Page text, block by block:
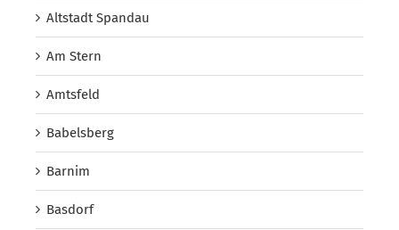
Altstadt Spandau
Am Stern
Amtsfeld
Babelsberg
Barnim
Basdorf